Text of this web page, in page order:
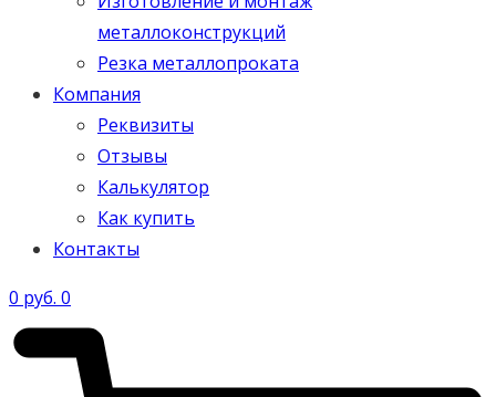
металлоконструкций
Резка металлопроката
Компания
Реквизиты
Отзывы
Калькулятор
Как купить
Контакты
0 руб. 0